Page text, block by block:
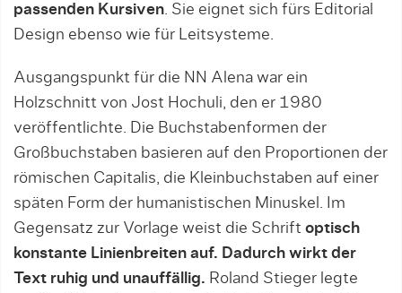
passenden Kursiven. Sie eignet sich fürs Editorial
Design ebenso wie für Leitsysteme.
Ausgangspunkt für die NN Alena war ein
Holzschnitt von Jost Hochuli, den er 1980
veröffentlichte. Die Buchstabenformen der
Großbuchstaben basieren auf den Proportionen der
römischen Capitalis, die Kleinbuchstaben auf einer
späten Form der humanistischen Minuskel. Im
Gegensatz zur Vorlage weist die Schrift optisch
konstante Linienbreiten auf. Dadurch wirkt der
Text ruhig und unauffällig. Roland Stieger legte